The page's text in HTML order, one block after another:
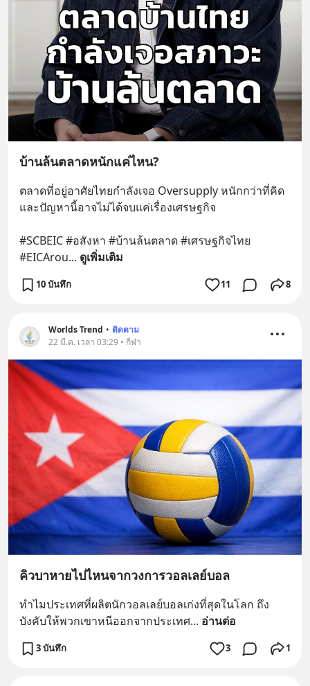
บ้านล้นตลาดหนักแค่ไหน?
ตลาดที่อยู่อาศัยไทยกำลังเจอ Oversupply หนักกว่าที่คิด
และปัญหานี้อาจไม่ได้จบแค่เรื่องเศรษฐกิจ
#SCBEIC #อสังหา #บ้านล้นตลาด #เศรษฐกิจไทย
#EICArou... ดูเพิ่มเติม
10 บันทึก 11 8
Worlds Trend • ติดตาม
22 มี.ค. เวลา 03:29 • กีฬา
คิวบาหายไปไหนจากวงการวอลเลย์บอล
ทำไมประเทศที่ผลิตนักวอลเลย์บอลเก่งที่สุดในโลก ถึง
บังคับให้พวกเขาหนีออกจากประเทศ... อ่านต่อ
3 บันทึก 3 1